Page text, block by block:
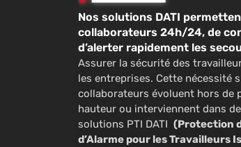
Nos solutions DATI
collaborateurs 24h/24, de
d’alerter rapidement les
Assurer la sécurité des
les entreprises. Cette nécessité
collaborateurs évoluent hors de
hauteur ou interviennent dans
solutions PTI DATI(Protection
d’Alarme pour les Travailleurs